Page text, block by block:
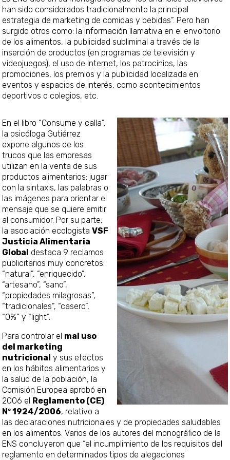
han sido considerados tradicionalmente la principal
estrategia de marketing de comidas y bebidas”. Pero han
surgido otros como: la información llamativa en el envoltorio
de los alimentos, la publicidad subliminal a través de la
inserción de productos (en programas de televisión y
videojuegos), el uso de Internet, los patrocinios, las
promociones, los premios y la publicidad localizada en
eventos y espacios de interés, como acontecimientos
deportivos o colegios, etc.
En el libro “Consume y calla”,
la psicóloga Gutiérrez
expone algunos de los
trucos que las empresas
utilizan en la venta de sus
productos alimentarios: jugar
con la sintaxis, las palabras o
las imágenes para orientar el
mensaje que se quiere emitir
al consumidor. Por su parte,
la asociación ecologistaVSF
Justicia Alimentaria
Global destaca 9 reclamos
publicitarios muy concretos:
“natural”, “enriquecido”,
“artesano”, “sano”,
“propiedades milagrosas”,
“tradicionales”, “casero”,
“0%” y “light”.
Para controlar el mal uso
del marketing
nutricional y sus efectos
en los hábitos alimentarios y
la salud de la población, la
Comisión Europea aprobó en
2006 el Reglamento (CE)
Nº 1924/2006, relativo a
las declaraciones nutricionales y de propiedades saludables
en los alimentos. Varios de los autores del monográfico de la
ENS concluyeron que “el incumplimiento de los requisitos del
reglamento en determinados tipos de alegaciones